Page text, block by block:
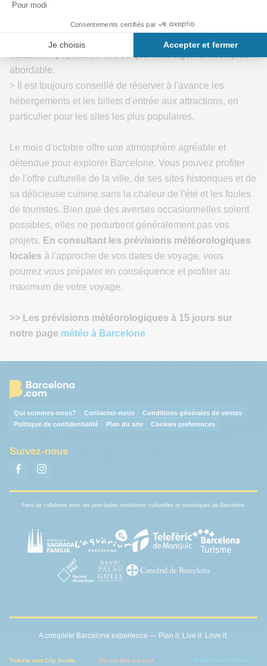
> Le mois d'octobre marque le début de la saison
touristique creuse à Barcelone. Vous pouvez donc vous
attendre à ce qu'il y ait moins de monde dans les
attractions populaires et à ce que l'hébergement soit plus
abordable.
> Il est toujours conseillé de réserver à l'avance les
hébergements et les billets d'entrée aux attractions, en
particulier pour les sites les plus populaires.
Le mois d'octobre offre une atmosphère agréable et
détendue pour explorer Barcelone. Vous pouvez profiter
de l'offre culturelle de la ville, de ses sites historiques et de
sa délicieuse cuisine sans la chaleur de l'été et les foules
de touristes. Bien que des averses occasionnelles soient
possibles, elles ne perturbent généralement pas vos
projets. En consultant les prévisions météorologiques
locales à l'approche de vos dates de voyage, vous
pourrez vous préparer en conséquence et profiter au
maximum de votre voyage.
>> Les prévisions météorologiques à 15 jours sur
notre page météo à Barcelone
Qui sommes-nous? Contactez-nous
Conditions générales de ventes
Politique de confidentialité
Plan du site Cookies preferences
Suivez-nous
Fiers de collaborer avec les principales institutions culturelles et touristiques de Barcelone.
A complete Barcelona experience — Plan it. Live it. Love it.
Tickets and City Guide. Go out like a Local Book smart - direct -